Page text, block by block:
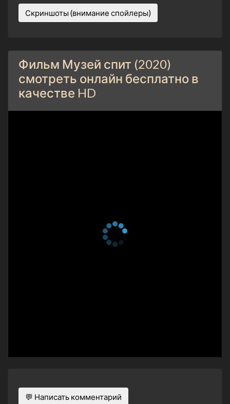
Скриншоты (внимание спойлеры)
Фильм Музей спит (2020)
смотреть онлайн бесплатно в
качестве HD
💬 Написать комментарий